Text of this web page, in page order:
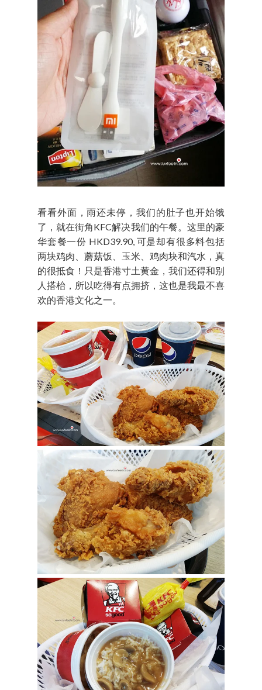
看看外面，雨还未停，我们的肚子也开始饿
了，就在街角KFC解决我们的午餐。这里的豪
华套餐一份 HKD39.90, 可是却有很多料包括
两块鸡肉、蘑菇饭、玉米、鸡肉块和汽水，真
的很抵食！只是香港寸土黄金，我们还得和别
人搭枱，所以吃得有点拥挤，这也是我最不喜
欢的香港文化之一。